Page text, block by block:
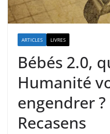
ARTICLES LIVRES
Bébés 2.0,
Humanité
engendrer
Recasens